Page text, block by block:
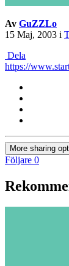
Av GuZZLo
15 Maj, 2003 i
Dela
https://
More sharing
Följare 0